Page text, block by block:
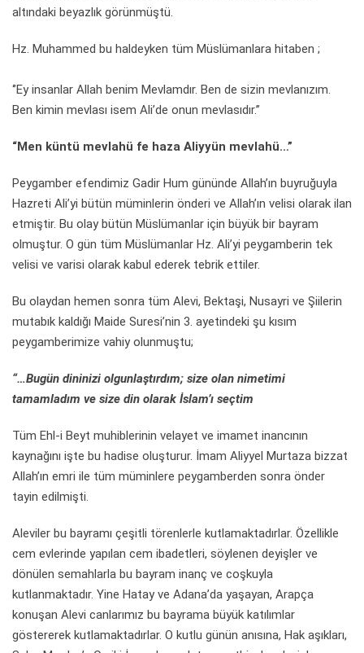
altındaki beyazlık görünmüştü.
Hz. Muhammed bu haldeyken tüm Müslümanlara hitaben ;
‘’Ey insanlar Allah benim Mevlamdır. Ben de sizin mevlanızım.
Ben kimin mevlası isem Ali’de onun mevlasıdır.’’
“Men küntü mevlahü fe haza Aliyyün mevlahü…”
Peygamber efendimiz Gadir Hum gününde Allah’ın buyruğuyla
Hazreti Ali’yi bütün müminlerin önderi ve Allah’ın velisi olarak ilan
etmiştir. Bu olay bütün Müslümanlar için büyük bir bayram
olmuştur. O gün tüm Müslümanlar Hz. Ali’yi peygamberin tek
velisi ve varisi olarak kabul ederek tebrik ettiler.
Bu olaydan hemen sonra tüm Alevi, Bektaşi, Nusayri ve Şiilerin
mutabık kaldığı Maide Suresi’nin 3. ayetindeki şu kısım
peygamberimize vahiy olunmuştu;
“…Bugün dininizi olgunlaştırdım; size olan nimetimi
tamamladım ve size din olarak İslam’ı seçtim
Tüm Ehl-i Beyt muhiblerinin velayet ve imamet inancının
kaynağını işte bu hadise oluşturur. İmam Aliyyel Murtaza bizzat
Allah’ın emri ile tüm müminlere peygamberden sonra önder
tayin edilmişti.
Aleviler bu bayramı çeşitli törenlerle kutlamaktadırlar. Özellikle
cem evlerinde yapılan cem ibadetleri, söylenen deyişler ve
dönülen semahlarla bu bayram inanç ve coşkuyla
kutlanmaktadır. Yine Hatay ve Adana’da yaşayan, Arapça
konuşan Alevi canlarımız bu bayrama büyük katılımlar
göstererek kutlamaktadırlar. O kutlu günün anısına, Hak aşıkları,